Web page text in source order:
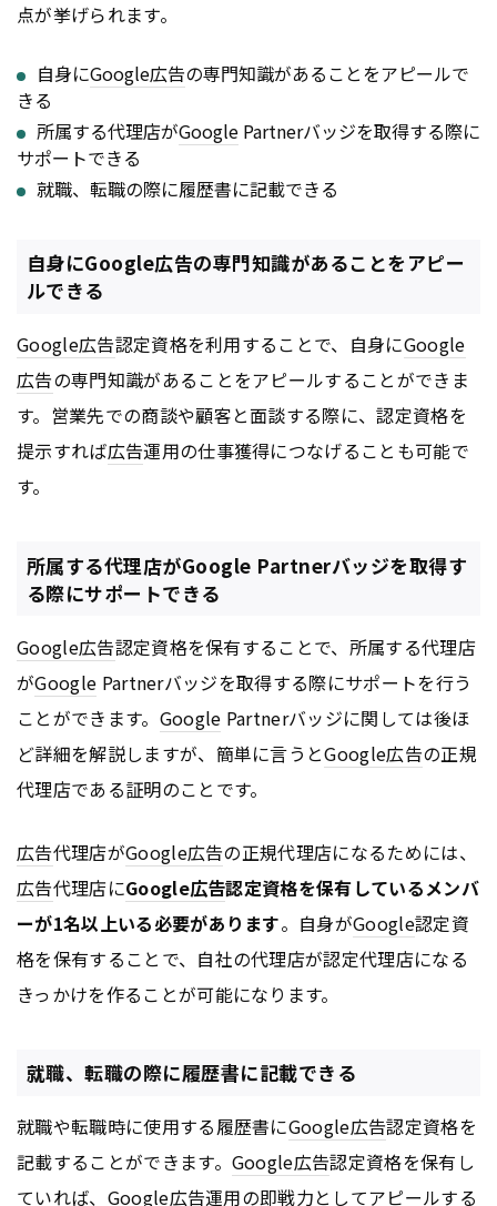
点が挙げられます。
自身にGoogle広告の専門知識があることをアピールで
きる
所属する代理店がGoogle Partnerバッジを取得する際に
サポートできる
就職、転職の際に履歴書に記載できる
自身にGoogle広告の専門知識があることをアピー
ルできる
Google広告認定資格を利用することで、自身にGoogle
広告の専門知識があることをアピールすることができま
す。営業先での商談や顧客と面談する際に、認定資格を
提示すれば広告運用の仕事獲得につなげることも可能で
す。
所属する代理店がGoogle Partnerバッジを取得す
る際にサポートできる
Google広告認定資格を保有することで、所属する代理店
がGoogle Partnerバッジを取得する際にサポートを行う
ことができます。 Google Partnerバッジに関しては後ほ
ど詳細を解説しますが、簡単に言うとGoogle広告の正規
代理店である証明のことです。
広告代理店がGoogle広告の正規代理店になるためには、
広告代理店にGoogle広告認定資格を保有しているメンバ
ーが1名以上いる必要があります。自身がGoogle認定資
格を保有することで、自社の代理店が認定代理店になる
きっかけを作ることが可能になります。
就職、転職の際に履歴書に記載できる
就職や転職時に使用する履歴書にGoogle広告認定資格を
記載することができます。 Google広告認定資格を保有し
ていれば、 Google広告運用の即戦力としてアピールする